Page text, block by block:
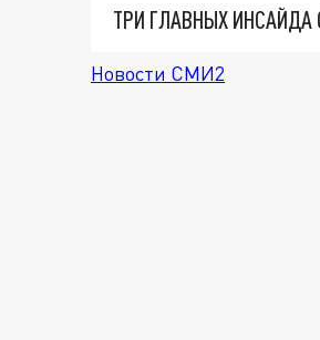
Новости СМИ2